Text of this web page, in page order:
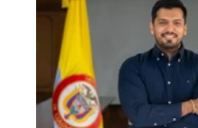
Catatumbo